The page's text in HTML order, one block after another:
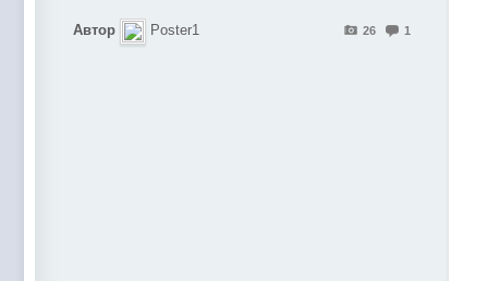
26 1
Автор Poster1